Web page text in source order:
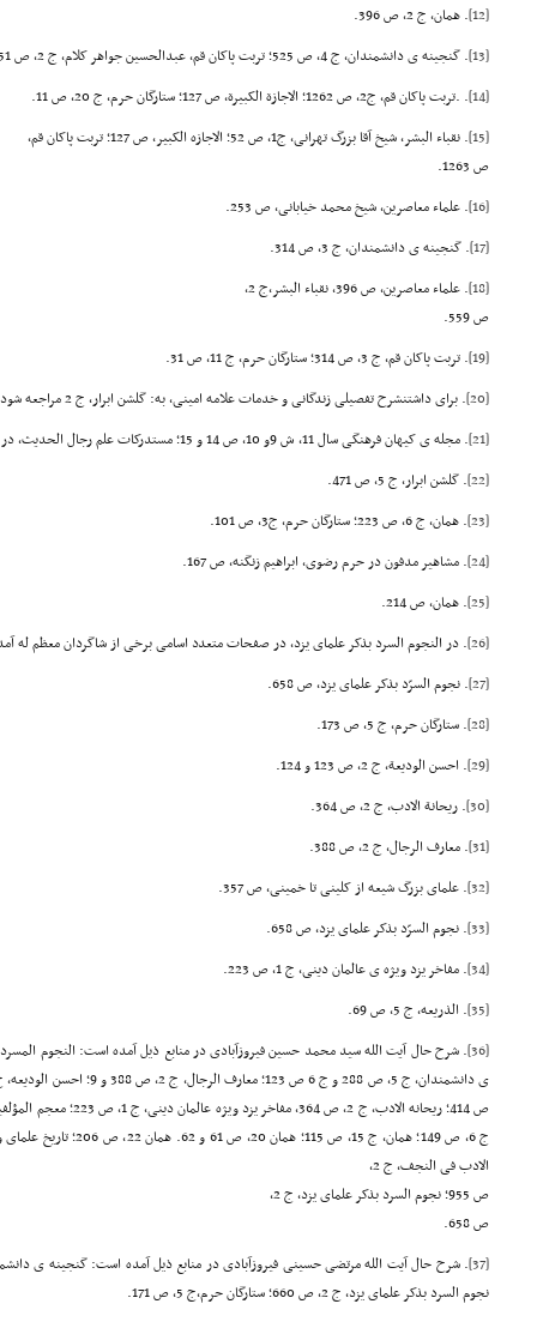
[12]
. همان، ج 2، ص 396.
[13]
. گنجینه ی دانشمندان، ج 4، ص 525؛ تربت پاکان قم، عبدالحسین جواهر کلام، ج 2، ص 1251.
[14]
. .تربت پاکان قم، ج2، ص 1262؛ الاجازة الکبیرة، ص 127؛ ستارگان حرم، ج 20، ص 11.
[15]
. نقباء البشر، شیخ آقا بزرگ تهرانی، ج1، ص 52؛ الاجازه الکبیر، ص 127؛ تربت پاکان قم،
ص 1263.
[16]
. علماء معاصرین، شیخ محمد خیابانی، ص 253.
[17]
. گنجینه ی دانشمندان، ج 3، ص 314.
[18]
. علماء معاصرین، ص 396، نقباء البشر،ج 2،
ص 559.
[19]
. تربت پاکان قم، ج 3، ص 314؛ ستارگان حرم، ج 11، ص 31.
[20]
. برای داشتنشرح تفصیلی زندگانی و خدمات علامه امینی، به: گلشن ابرار، ج 2 مراجعه شود.
[21]
. مجله ی کیهان فرهنگی سال 11، ش 9و 10، ص 14 و 15؛ مستدرکات علم رجال الحدیث، در هشت جلد، از آثار آن عالم جلیل القدر استت.
[22]
. گلشن ابرار، ج 5، ص 471.
[23]
. همان، ج 6، ص 223؛ ستارگان حرم، ج3، ص 101.
[24]
. مشاهیر مدفون در حرم رضوی، ابراهیم زنگنه، ص 167.
[25]
. همان، ص 214.
[26]
. در النجوم السرد بذکر علمای یزد، در صفحات متعدد اسامی برخی از شاگردان معظم له
[27]
. نجوم السرّد بذکر علمای یزد، ص 658.
[28]
. ستارگان حرم، ج 5، ص 173.
[29]
. احسن الودیعة، ج 2، ص 123 و 124.
[30]
. ریحانة الادب، ج 2، ص 364.
[31]
. معارف الرجال، ج 2، ص 388.
[32]
. علمای بزرگ شیعه از کلینی تا خمینی، ص 357.
[33]
. نجوم السرّد بذکر علمای یزد، ص 658.
[34]
. مفاخر یزد ویژه ی عالمان دینی، ج 1، ص 223.
[35]
. الذریعه، ج 5، ص 69.
[36]
الادب فی النجف، ج 2،
ص 955؛ نجوم السرد بذکر علمای یزد، ج 2،
ص 658.
[37]
نجوم السرد بذکر علمای یزد، ج 2، ص 660؛ ستارگان حرم،ج 5، ص 171.